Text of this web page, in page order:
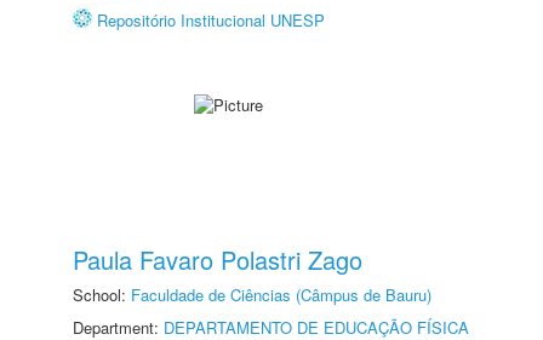
Repositório Institucional UNESP
Paula Favaro Polastri Zago
School: Faculdade de Ciências (Câmpus de Bauru)
Department: DEPARTAMENTO DE EDUCAÇÃO FÍSICA